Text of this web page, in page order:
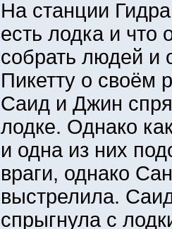
На станции
есть лодка и что
собрать людей и
Пикетту о своём
Саид и Джин
лодке. Однако
и одна из них
враги, однако
выстрелила.
спрыгнула с